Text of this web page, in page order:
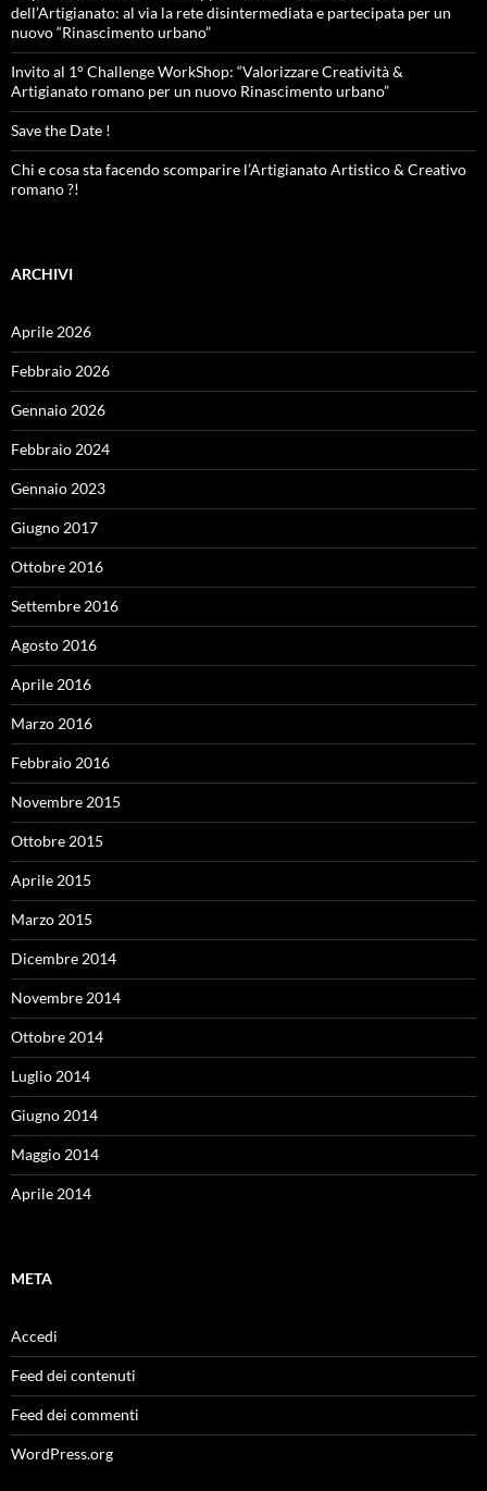
dell’Artigianato: al via la rete disintermediata e partecipata per un
nuovo “Rinascimento urbano”
Invito al 1° Challenge WorkShop: “Valorizzare Creatività &
Artigianato romano per un nuovo Rinascimento urbano”
Save the Date !
Chi e cosa sta facendo scomparire l’Artigianato Artistico & Creativo
romano ?!
ARCHIVI
Aprile 2026
Febbraio 2026
Gennaio 2026
Febbraio 2024
Gennaio 2023
Giugno 2017
Ottobre 2016
Settembre 2016
Agosto 2016
Aprile 2016
Marzo 2016
Febbraio 2016
Novembre 2015
Ottobre 2015
Aprile 2015
Marzo 2015
Dicembre 2014
Novembre 2014
Ottobre 2014
Luglio 2014
Giugno 2014
Maggio 2014
Aprile 2014
META
Accedi
Feed dei contenuti
Feed dei commenti
WordPress.org